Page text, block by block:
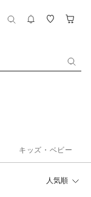
キッズ・ベビー
人気順